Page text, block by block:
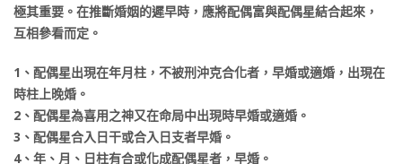
極其重要。在推斷婚姻的遲早時，應將配偶富與配偶星結合起來，
互相參看而定。
1、配偶星出現在年月柱，不被刑沖克合化者，早婚或適婚，出現在
時柱上晚婚。
2、配偶星為喜用之神又在命局中出現時早婚或適婚。
3、配偶星合入日干或合入日支者早婚。
4、年、月、日柱有合或化成配偶星者，早婚。